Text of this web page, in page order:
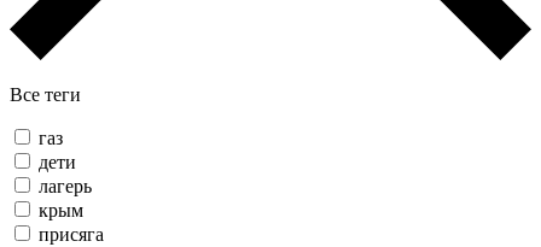
Все теги
газ
дети
лагерь
крым
присяга